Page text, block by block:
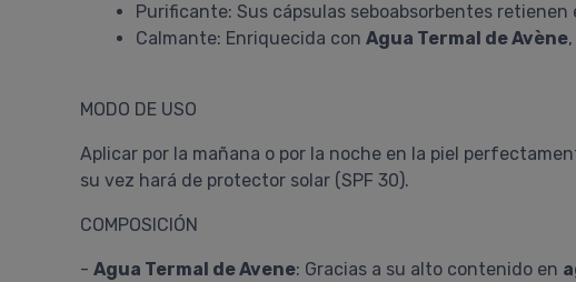
Purificante: Sus cápsulas seboabsorbentes
Calmante: Enriquecida con Agua Termal de Avène
MODO DE USO
Aplicar por la mañana o por la noche en la piel
su vez hará de protector solar (SPF 30).
COMPOSICIÓN
- Agua Termal de Avene: Gracias a su alto contenido en